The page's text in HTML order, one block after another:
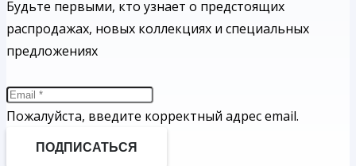
Будьте первыми, кто узнает о предстоящих
распродажах, новых коллекциях и специальных
предложениях
Пожалуйста, введите корректный адрес email.
ПОДПИСАТЬСЯ